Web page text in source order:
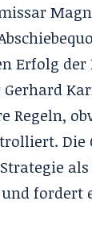
Erfolg
Regeln,
Die
als
fordert